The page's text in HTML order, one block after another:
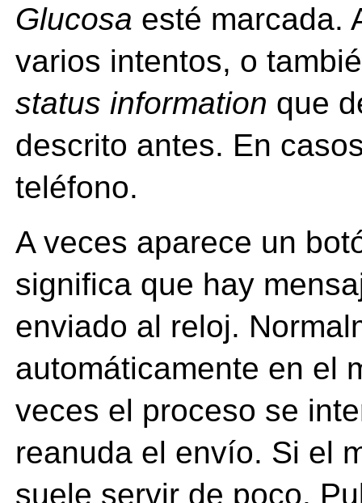
Glucosa esté marcada.
varios intentos, o
status information que
descrito antes. En
teléfono.
A veces aparece un
significa que hay
enviado al reloj.
automáticamente en el
veces el proceso se
reanuda el envío. Si el
suele servir de poco.